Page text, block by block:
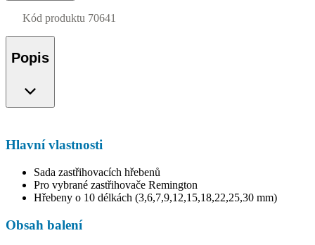
Kód produktu 70641
Popis
Hlavní vlastnosti
Sada zastřihovacích hřebenů
Pro vybrané zastřihovače Remington
Hřebeny o 10 délkách (3,6,7,9,12,15,18,22,25,30 mm)
Obsah balení